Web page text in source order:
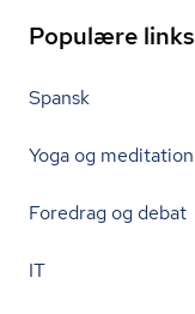
Populære links
Spansk
Yoga og meditation
Foredrag og debat
IT